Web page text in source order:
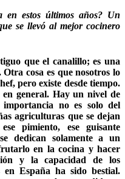
en estos últimos años? Un
se llevó al mejor cocinero
que el canalillo; es una
Otra cosa es que nosotros lo
pero existe desde tiempo.
general. Hay un nivel de
no es solo del
agriculturas que se dejan
pimiento, ese guisante
dedican solamente a un
en la cocina y hacer
y la capacidad de los
España ha sido bestial.